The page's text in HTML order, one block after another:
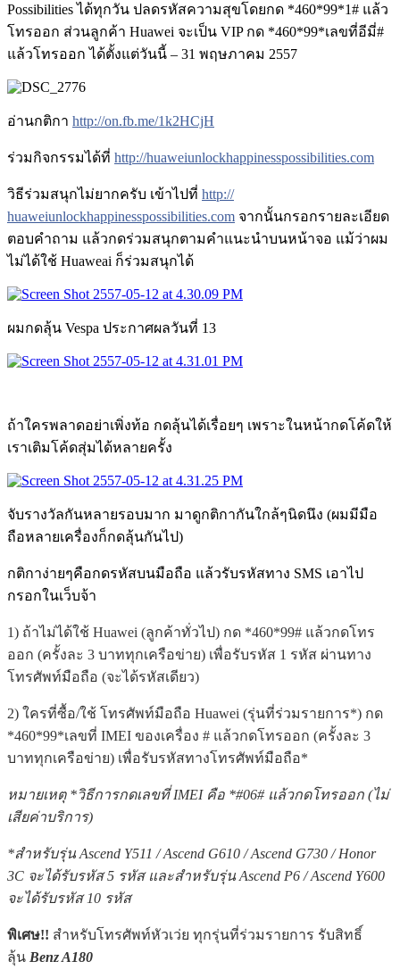
Possibilities ได้ทุกวัน ปลดรหัสความสุขโดยกด *460*99*1# แล้ว
โทรออก ส่วนลูกค้า Huawei จะเป็น VIP กด *460*99*เลขที่อีมี่#
แล้วโทรออก ได้ตั้งแต่วันนี้ – 31 พฤษภาคม 2557
อ่านกติกา http://on.fb.me/1k2HCjH
ร่วมกิจกรรมได้ที่ http://huaweiunlockhappinesspossibilities.com
วิธีร่วมสนุกไม่ยากครับ เข้าไปที่ http://
huaweiunlockhappinesspossibilities.com จากนั้นกรอกรายละเอียด
ตอบคำถาม แล้วกดร่วมสนุกตามคำแนะนำบนหน้าจอ แม้ว่าผม
ไม่ได้ใช้ Huaweai ก็ร่วมสนุกได้
ผมกดลุ้น Vespa ประกาศผลวันที่ 13
ถ้าใครพลาดอย่าเพิ่งท้อ กดลุ้นได้เรื่อยๆ เพราะในหน้ากดโค้ดให้
เราเติมโค้ดสุ่มได้หลายครั้ง
จับรางวัลกันหลายรอบมาก มาดูกติกากันใกล้ๆนิดนึง (ผมมีมือ
ถือหลายเครื่องก็กดลุ้นกันไป)
กติกาง่ายๆคือกดรหัสบนมือถือ แล้วรับรหัสทาง SMS เอาไป
กรอกในเว็บจ้า
1) ถ้าไม่ได้ใช้ Huawei (ลูกค้าทั่วไป) กด *460*99# แล้วกดโทร
ออก (ครั้งละ 3 บาททุกเครือข่าย) เพื่อรับรหัส 1 รหัส ผ่านทาง
โทรศัพท์มือถือ (จะได้รหัสเดียว)
2) ใครที่ซื้อ/ใช้ โทรศัพท์มือถือ Huawei (รุ่นที่ร่วมรายการ*) กด
*460*99*เลขที่ IMEI ของเครื่อง # แล้วกดโทรออก (ครั้งละ 3
บาททุกเครือข่าย) เพื่อรับรหัสทางโทรศัพท์มือถือ*
หมายเหตุ *วิธีการกดเลขที่ IMEI คือ *#06# แล้วกดโทรออก (ไม่
เสียค่าบริการ)
*สำหรับรุ่น Ascend Y511 / Ascend G610 / Ascend G730 / Honor
3C จะได้รับรหัส 5 รหัส และสำหรับรุ่น Ascend P6 / Ascend Y600
จะได้รับรหัส 10 รหัส
พิเศษ!! สำหรับโทรศัพท์หัวเว่ย ทุกรุ่นที่ร่วมรายการ รับสิทธิ์
ลุ้น Benz A180